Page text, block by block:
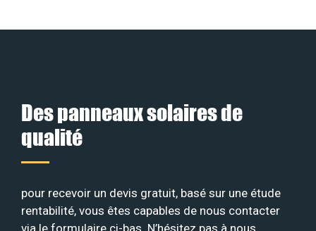
Des panneaux solaires de
qualité
pour recevoir un devis gratuit, basé sur une étude
rentabilité, vous êtes capables de nous contacter
via le formulaire ci-bas. N’hésitez pas à nous